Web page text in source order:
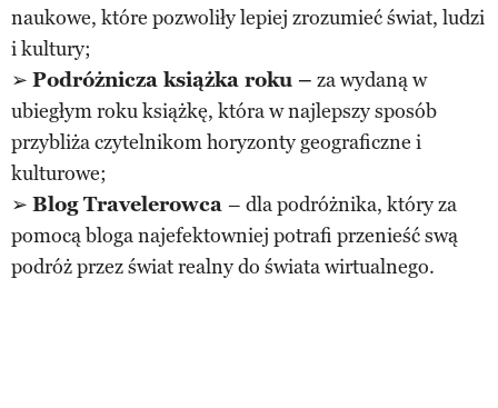
naukowe, które pozwoliły lepiej zrozumieć świat, ludzi
i kultury;
➢ Podróżnicza książka roku – za wydaną w
ubiegłym roku książkę, która w najlepszy sposób
przybliża czytelnikom horyzonty geograficzne i
kulturowe;
➢ Blog Travelerowca – dla podróżnika, który za
pomocą bloga najefektowniej potrafi przenieść swą
podróż przez świat realny do świata wirtualnego.